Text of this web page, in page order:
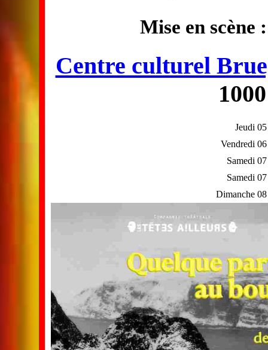
Mise en scène
Centre culturel
Jeudi
Vendredi
Samedi
Samedi
Dimanche